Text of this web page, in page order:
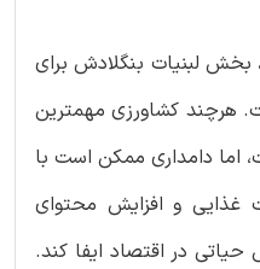
لبنیات بنگلادش برای
هرچند کشاورزی مهمترین
اما دامداری ممکن است با
غذایی و افزایش محتوای
در اقتصاد ایفا کند.